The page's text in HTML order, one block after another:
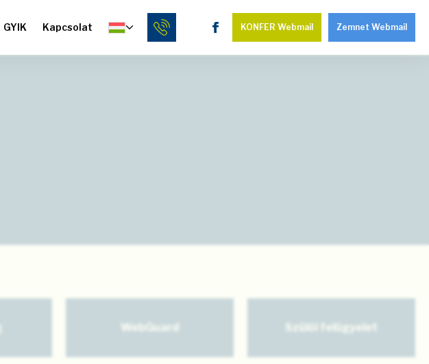
GYIK Kapcsolat KONFER Webmail Zemnet Webmail
WebGuard Szülői felügyelet